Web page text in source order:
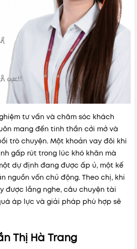
tư vấn và chăm sóc khách
mang đến tinh thần cởi mở và
trò chuyện. Một khoản vay đôi khi
gấp rút trong lúc khó khăn mà
dự định đang được ấp ủ, một kế
nguồn vốn chủ động. Theo chị, khi
được lắng nghe, câu chuyện tài
áp lực và giải pháp phù hợp sẽ
Thị Hà Trang